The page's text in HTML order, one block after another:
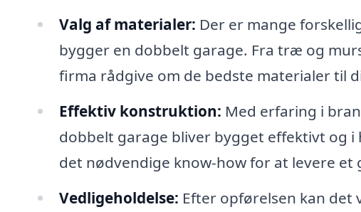
Valg af materialer: Der er mange
bygger en dobbelt garage. Fra træ og
firma rådgive om de bedste materialer til
Effektiv konstruktion: Med erfaring i
dobbelt garage bliver bygget effektivt og
det nødvendige know-how for at levere et
Vedligeholdelse: Efter opførelsen kan